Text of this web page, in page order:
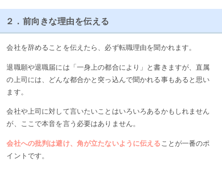
２．前向きな理由を伝える
会社を辞めることを伝えたら、必ず転職理由を聞かれます。
退職願や退職届には「一身上の都合により」と書きますが、直属
の上司には、どんな都合かと突っ込んで聞かれる事もあると思い
ます。
会社や上司に対して言いたいことはいろいろあるかもしれません
が、ここで本音を言う必要はありません。
会社への批判は避け、角が立たないように伝える ことが一番のポ
イントです。